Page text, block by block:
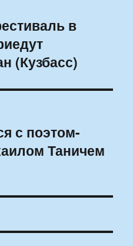
в
(Кузбасс)
с поэтом-
Таничем